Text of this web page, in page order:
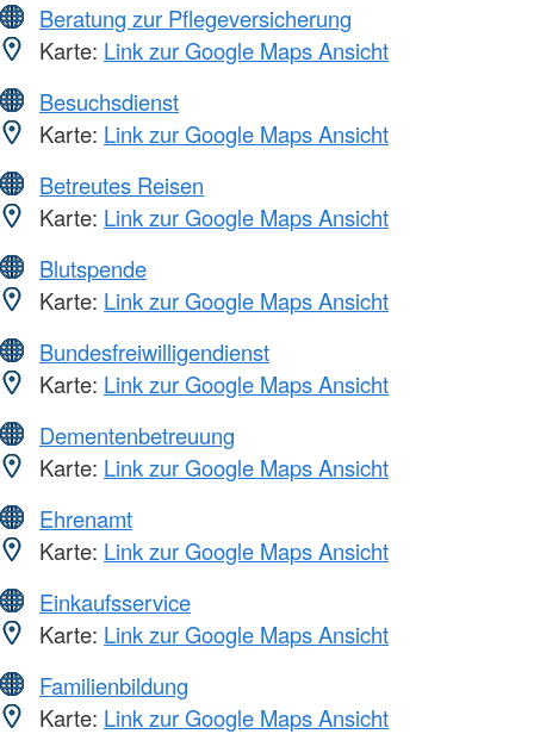
Beratung zur Pflegeversicherung
Karte: Link zur Google Maps Ansicht
Besuchsdienst
Karte: Link zur Google Maps Ansicht
Betreutes Reisen
Karte: Link zur Google Maps Ansicht
Blutspende
Karte: Link zur Google Maps Ansicht
Bundesfreiwilligendienst
Karte: Link zur Google Maps Ansicht
Dementenbetreuung
Karte: Link zur Google Maps Ansicht
Ehrenamt
Karte: Link zur Google Maps Ansicht
Einkaufsservice
Karte: Link zur Google Maps Ansicht
Familienbildung
Karte: Link zur Google Maps Ansicht